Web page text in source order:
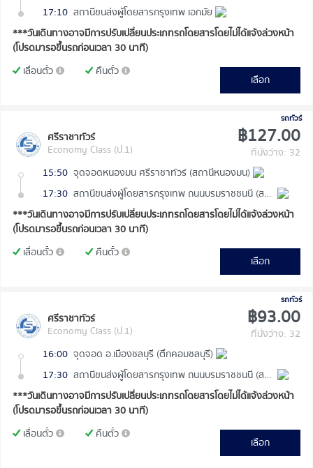
17:10 สถานีขนส่งผู้โดยสารกรุงเทพ เอกมัย
***วันเดินทางอาจมีการปรับเปลี่ยนประเภทรถโดยสารโดยไม่ได้แจ้งล่วงหน้า
(โปรดมารอขึ้นรถก่อนเวลา 30 นาที)
เลื่อนตั๋ว
คืนตั๋ว
เลือก
รถทัวร์
ศรีราชาทัวร์
Economy Class (ป.1)
฿127.00
ที่นั่งว่าง: 32
15:50 จุดจอดหนองมน ศรีราชาทัวร์ (สถานีหนองมน)
17:30
สถานีขนส่งผู้โดยสารกรุงเทพ ถนนบรมราชชนนี (สายใต้ใหม่)
***วันเดินทางอาจมีการปรับเปลี่ยนประเภทรถโดยสารโดยไม่ได้แจ้งล่วงหน้า
(โปรดมารอขึ้นรถก่อนเวลา 30 นาที)
เลื่อนตั๋ว
คืนตั๋ว
เลือก
รถทัวร์
ศรีราชาทัวร์
Economy Class (ป.1)
฿93.00
ที่นั่งว่าง: 32
16:00 จุดจอด อ.เมืองชลบุรี (ตึกคอมชลบุรี)
17:30
สถานีขนส่งผู้โดยสารกรุงเทพ ถนนบรมราชชนนี (สายใต้ใหม่)
***วันเดินทางอาจมีการปรับเปลี่ยนประเภทรถโดยสารโดยไม่ได้แจ้งล่วงหน้า
(โปรดมารอขึ้นรถก่อนเวลา 30 นาที)
เลื่อนตั๋ว
คืนตั๋ว
เลือก